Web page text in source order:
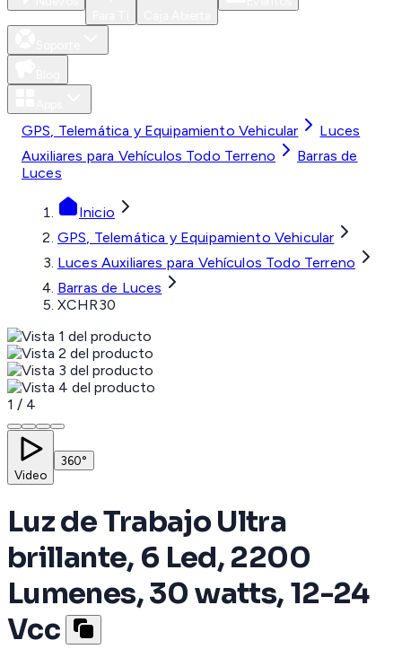
GPS, Telemática y Equipamiento Vehicular
Luces
Auxiliares para Vehículos Todo Terreno
Barras de
Luces
Inicio
GPS, Telemática y Equipamiento Vehicular
Luces Auxiliares para Vehículos Todo Terreno
Barras de Luces
XCHR30
1 / 4
Video
360°
Luz de Trabajo Ultra
brillante, 6 Led, 2200
Lumenes, 30 watts, 12-24
Vcc